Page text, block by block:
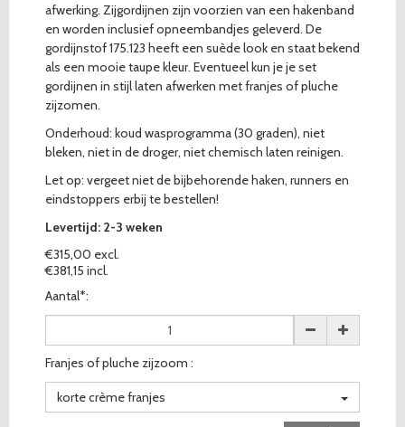
afwerking. Zijgordijnen zijn voorzien van een hakenband
en worden inclusief opneembandjes geleverd. De
gordijnstof 175.123 heeft een suède look en staat bekend
als een mooie taupe kleur. Eventueel kun je je set
gordijnen in stijl laten afwerken met franjes of pluche
zijzomen.
Onderhoud: koud wasprogramma (30 graden), niet
bleken, niet in de droger, niet chemisch laten reinigen.
Let op: vergeet niet de bijbehorende haken, runners en
eindstoppers erbij te bestellen!
Levertijd: 2-3 weken
€315,00 excl.
€381,15 incl.
Aantal*:
Franjes of pluche zijzoom :
korte crème franjes